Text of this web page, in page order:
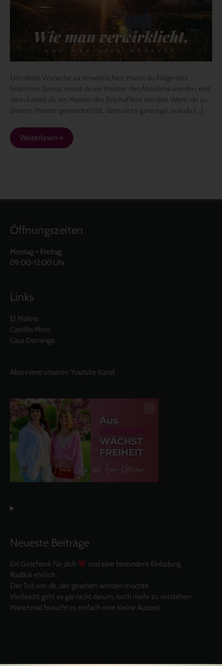
Um deine Wünsche zu verwirklichen, musst du Folgendes
beachten: Zuerst musst du ein Meister des Abholens werden, erst
dann kannst du ein Meister des Erschaffens werden. Wenn du zu
diesem Meister geworden bist, dann ist es ganz egal, was du […]
Weiterlesen »
Öffnungszeiten
Montag – Freitag:
09:00-12:00 Uhr
Links
El Molino
Castillo Moro
Casa Domingo
Abonniere unseren Youtube Kanal
Neueste Beiträge
Ein Geschenk für dich
und eine besondere Einladung
Radikal ehrlich
Der Teil von dir, der gesehen werden möchte
Vielleicht geht es gar nicht darum, noch mehr zu verstehen
Manchmal braucht es einfach eine kleine Auszeit